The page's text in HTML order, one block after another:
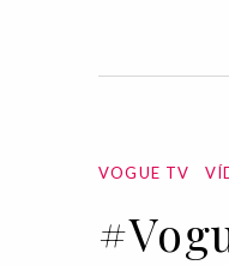
VOGUE TV